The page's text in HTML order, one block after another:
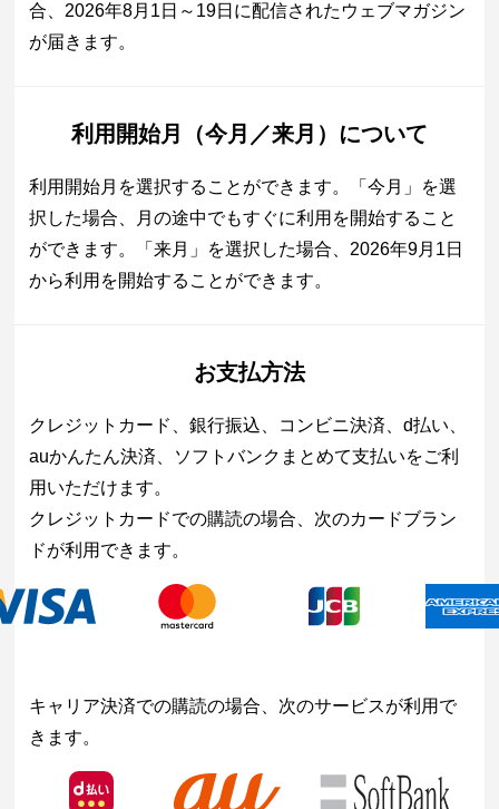
合、2026年8月1日～19日に配信されたウェブマガジン
が届きます。
利用開始月（今月／来月）について
利用開始月を選択することができます。「今月」を選
択した場合、月の途中でもすぐに利用を開始すること
ができます。「来月」を選択した場合、2026年9月1日
から利用を開始することができます。
お支払方法
クレジットカード、銀行振込、コンビニ決済、d払い、
auかんたん決済、ソフトバンクまとめて支払いをご利
用いただけます。
クレジットカードでの購読の場合、次のカードブラン
ドが利用できます。
キャリア決済での購読の場合、次のサービスが利用で
きます。